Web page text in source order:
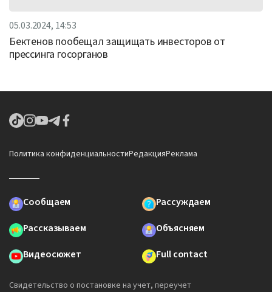
05.03.2024, 14:53
Бектенов пообещал защищать инвесторов от
прессинга госорганов
Политика конфиденциальностиРедакцияРеклама
Сообщаем
Рассуждаем
Рассказываем
Объясняем
Видеосюжет
Full contact
Свидетельство о постановке на учет, переучет